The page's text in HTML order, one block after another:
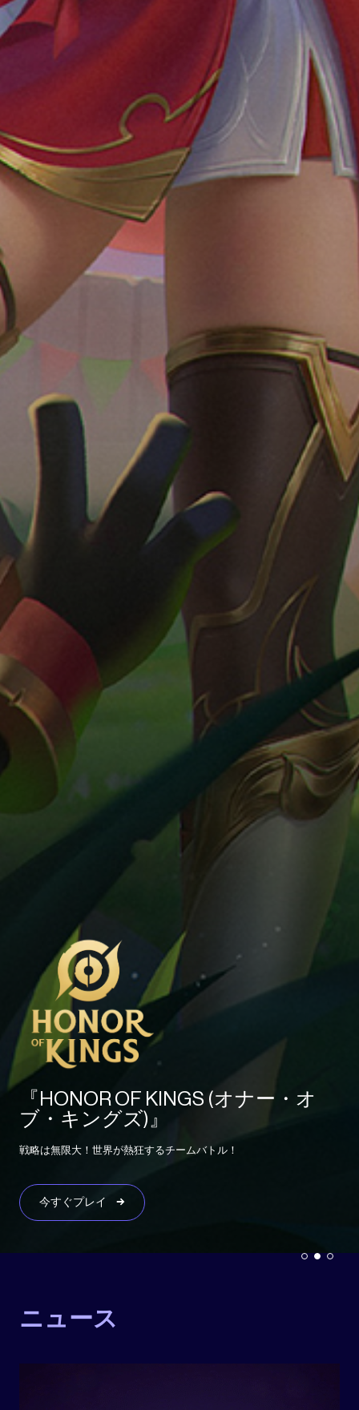
Exoborne
気象さえもが牙を剥く。アドレナリン沸きたつタクティカル脱出系
シューターの到来に備えよ
Exoborne
『HONOR OF KINGS (オナー・オ
ブ・キングズ)』
戦略は無限大！世界が熱狂するチームバトル！
今すぐプレイ
勝利の女神：NIKKE
NIKKEと一緒に2周年を盛り上げよう！新キャラクターやスペシャル
イベントを体験して、最大200回の抽選を無料でゲット！
今すぐプレイ
ニュース